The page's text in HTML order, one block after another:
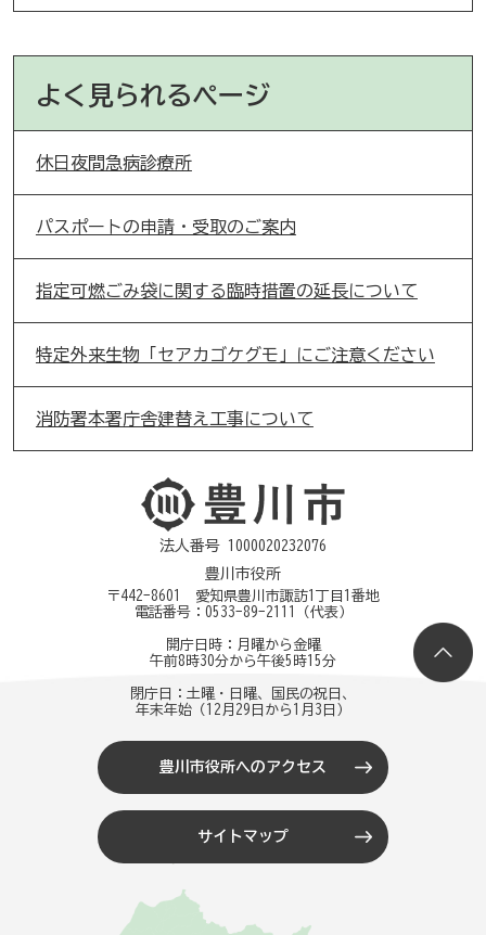
よく見られるページ
休日夜間急病診療所
パスポートの申請・受取のご案内
指定可燃ごみ袋に関する臨時措置の延長について
特定外来生物「セアカゴケグモ」にご注意ください
消防署本署庁舎建替え工事について
法人番号 1000020232076
豊川市役所
〒442-8601 愛知県豊川市諏訪1丁目1番地
電話番号： 0533-89-2111 （代表）
開庁日時：月曜から金曜
午前8時30分から午後5時15分
閉庁日：土曜・日曜、国民の祝日、
年末年始（12月29日から1月3日）
豊川市役所へのアクセス
サイトマップ